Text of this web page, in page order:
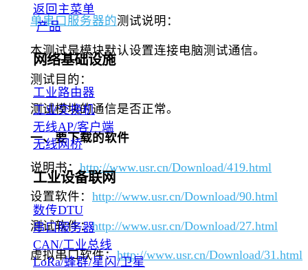
返回主菜单
产品
网络基础设施
工业路由器
工业交换机
无线AP/客户端
无线网桥
工业设备联网
数传DTU
串口服务器
CAN/工业总线
LoRa/蜂群/星闪/卫星
单串口服务器的测试说明：
本测试是模块默认设置连接电脑测试通信。
测试目的：
测试模块的通信是否正常。
一、要下载的软件
说明书：http://www.usr.cn/Download/419.html
设置软件： http://www.usr.cn/Download/90.html
测试软件：http://www.usr.cn/Download/27.html
虚拟串口软件：http://www.usr.cn/Download/31.html